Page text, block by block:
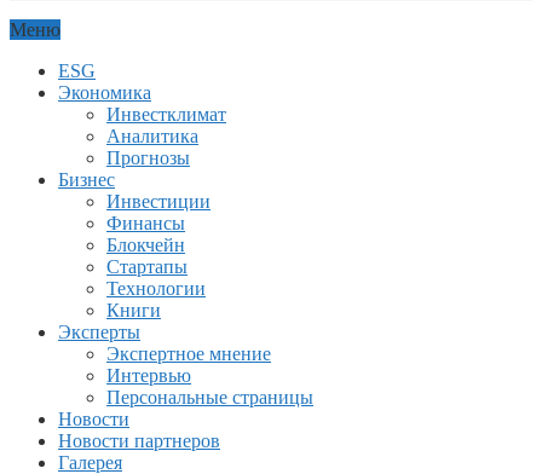
Меню
ESG
Экономика
Инвестклимат
Аналитика
Прогнозы
Бизнес
Инвестиции
Финансы
Блокчейн
Стартапы
Технологии
Книги
Эксперты
Экспертное мнение
Интервью
Персональные страницы
Новости
Новости партнеров
Галерея